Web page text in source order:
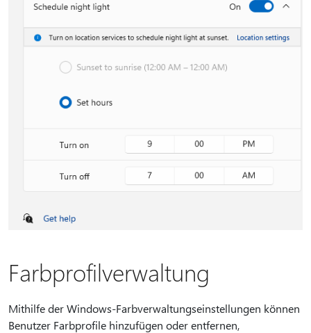
Farbprofilverwaltung
Mithilfe der Windows-Farbverwaltungseinstellungen können
Benutzer Farbprofile hinzufügen oder entfernen,